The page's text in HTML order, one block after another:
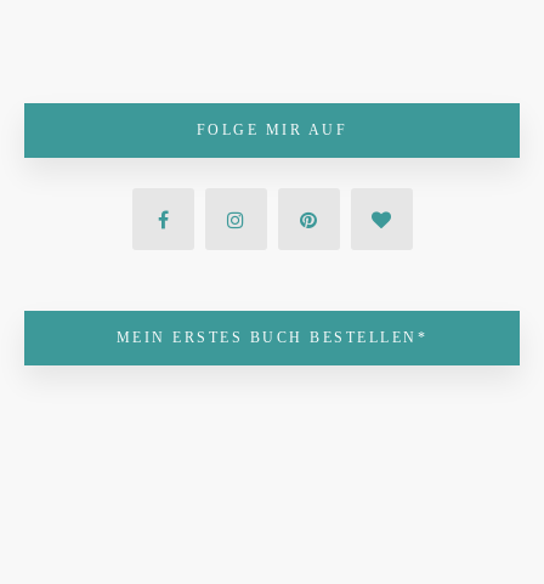
FOLGE MIR AUF
MEIN ERSTES BUCH BESTELLEN*